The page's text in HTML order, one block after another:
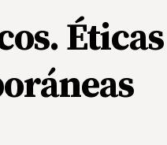
Éticas